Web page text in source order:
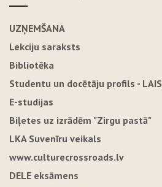
UZŅEMŠANA
Lekciju saraksts
Bibliotēka
Studentu un docētāju profils - LAIS
E-studijas
Biļetes uz izrādēm "Zirgu pastā"
LKA Suvenīru veikals
www.culturecrossroads.lv
DELE eksāmens